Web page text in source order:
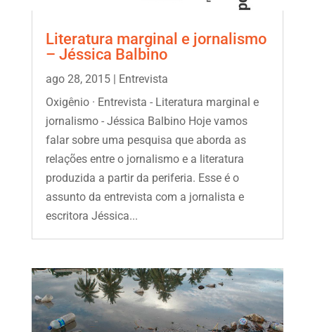
Literatura marginal e jornalismo
– Jéssica Balbino
ago 28, 2015| Entrevista
Oxigênio · Entrevista - Literatura marginal e
jornalismo - Jéssica Balbino Hoje vamos
falar sobre uma pesquisa que aborda as
relações entre o jornalismo e a literatura
produzida a partir da periferia. Esse é o
assunto da entrevista com a jornalista e
escritora Jéssica...